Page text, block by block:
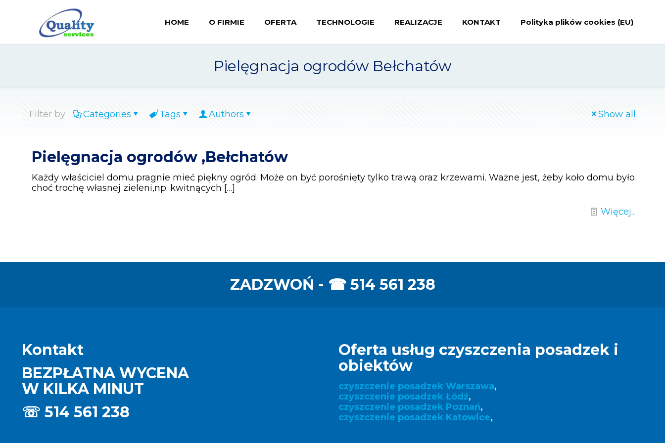
HOME O FIRMIE OFERTA TECHNOLOGIE REALIZACJE KONTAKT Polityka plików cookies (EU)
Pielęgnacja ogrodów Bełchatów
Filter by Categories Tags Authors Show all
Pielęgnacja ogrodów ,Bełchatów
Każdy właściciel domu pragnie mieć piękny ogród. Może on być porośnięty tylko trawą oraz krzewami. Ważne jest, żeby koło domu było
choć trochę własnej zieleni,np. kwitnących […]
Więcej...
ZADZWOŃ - ☎ 514 561 238
Kontakt
BEZPŁATNA WYCENA
W KILKA MINUT
☏ 514 561 238
Oferta usług czyszczenia posadzek i
obiektów
czyszczenie posadzek Warszawa,
czyszczenie posadzek Łódź,
czyszczenie posadzek Poznań,
czyszczenie posadzek Katowice,